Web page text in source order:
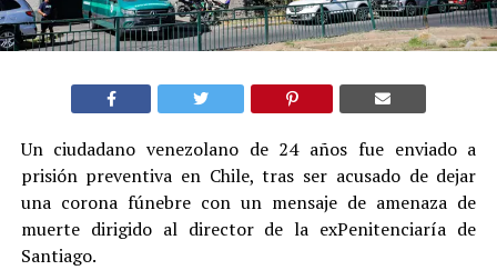
Un ciudadano venezolano de 24 años fue enviado a
prisión preventiva en Chile, tras ser acusado de dejar
una corona fúnebre con un mensaje de amenaza de
muerte dirigido al director de la exPenitenciaría de
Santiago.